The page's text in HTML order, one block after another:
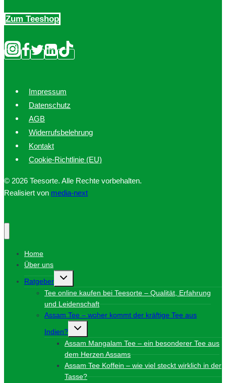
Zum Teeshop
Impressum
Datenschutz
AGB
Widerrufsbelehrung
Kontakt
Cookie-Richtlinie (EU)
© 2026 Teesorte. Alle Rechte vorbehalten.
Realisiert von media-next
Home
Über uns
Ratgeber
Untermenü
Tee online kaufen bei Teesorte – Qualität, Erfahrung
und Leidenschaft
Assam Tee – woher kommt der kräftige Tee aus
Indien?
Untermenü
Assam Mangalam Tee – ein besonderer Tee aus
dem Herzen Assams
Assam Tee Koffein – wie viel steckt wirklich in der
Tasse?